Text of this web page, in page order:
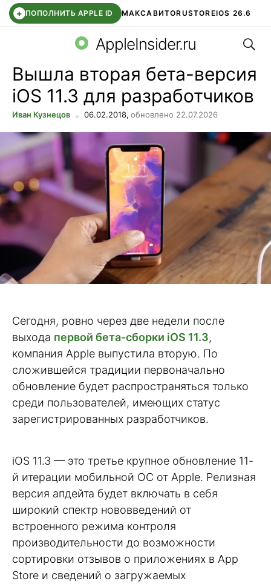
+ ПОПОЛНИТЬ APPLE ID МАКСАВИТОRUSTOREIOS 26.6
СБЕР КИДС ВТБ ОНЛАЙН ЧАТ В ROBLOX
AppleInsider.ru
Вышла вторая бета-версия
iOS 11.3 для разработчиков
Иван Кузнецов 06.02.2018, обновлено 22.07.2026
Сегодня, ровно через две недели после
выхода первой бета-сборки iOS 11.3,
компания Apple выпустила вторую. По
сложившейся традиции первоначально
обновление будет распространяться только
среди пользователей, имеющих статус
зарегистрированных разработчиков.
iOS 11.3 — это третье крупное обновление 11-
й итерации мобильной ОС от Apple. Релизная
версия апдейта будет включать в себя
широкий спектр нововведений от
встроенного режима контроля
производительности до возможности
сортировки отзывов о приложениях в App
Store и сведений о загружаемых